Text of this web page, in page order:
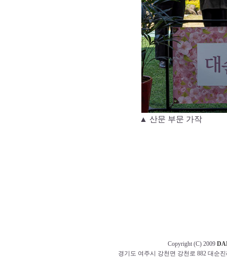
▲ 산문 부문 가작
Copyright (C) 2009
경기도 여주시 강천면 강천로 882 대순진